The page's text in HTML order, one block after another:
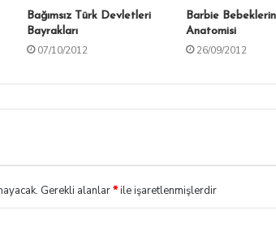
Bağımsız Türk Devletleri
Bayrakları
07/10/2012
Barbie Bebeklerin
Anatomisi
26/09/2012
Gerekli alanlar*ile işaretlenmişlerdir